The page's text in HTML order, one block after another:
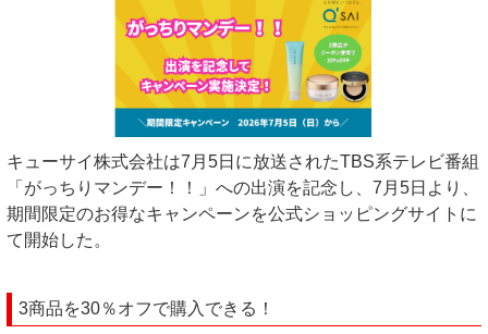
キューサイ株式会社は7月5日に放送されたTBS系テレビ番組
「がっちりマンデー！！」への出演を記念し、7月5日より、
期間限定のお得なキャンペーンを公式ショッピングサイトに
て開始した。
3商品を30％オフで購入できる！